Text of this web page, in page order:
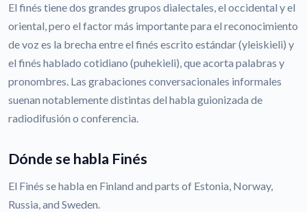
El finés tiene dos grandes grupos dialectales, el occidental y el
oriental, pero el factor más importante para el reconocimiento
de voz es la brecha entre el finés escrito estándar (yleiskieli) y
el finés hablado cotidiano (puhekieli), que acorta palabras y
pronombres. Las grabaciones conversacionales informales
suenan notablemente distintas del habla guionizada de
radiodifusión o conferencia.
Dónde se habla Finés
El Finés se habla en Finland and parts of Estonia, Norway,
Russia, and Sweden.